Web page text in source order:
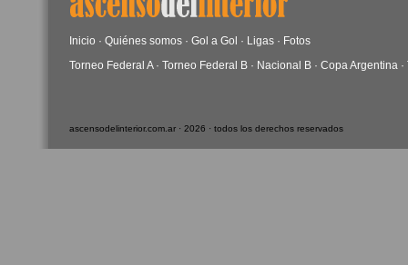
Inicio · Quiénes somos · Gol a Gol · Ligas · Fotos
Torneo Federal A· Torneo Federal B · Nacional B · Copa Argentina ·
ascensodelinterior.com.ar · 2026 · todos los derechos reservados